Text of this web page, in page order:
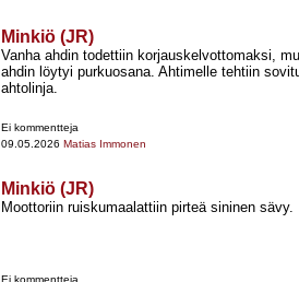
Minkiö (JR)
Vanha ahdin todettiin korjauskelvottomaksi,
ahdin löytyi purkuosana. Ahtimelle tehtiin
ahtolinja.
Ei kommentteja
09.05.2026 Matias Immonen
Minkiö (JR)
Moottoriin ruiskumaalattiin pirteä sininen sävy.
Ei kommentteja